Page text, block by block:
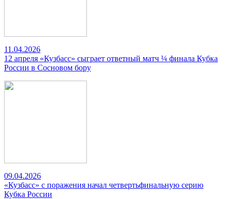
11.04.2026
12 апреля «Кузбасс» сыграет ответный матч ¼ финала Кубка
России в Сосновом бору
09.04.2026
«Кузбасс» с поражения начал четвертьфинальную серию
Кубка России